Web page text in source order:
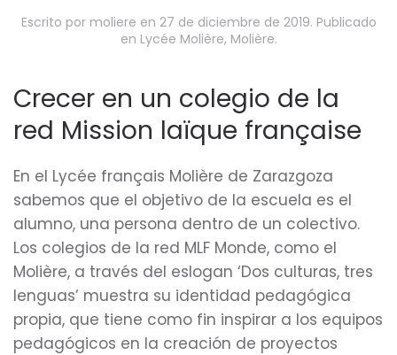
Escrito por moliere en 27 de diciembre de 2019. Publicado
en Lycée Molière, Molière.
Crecer en un colegio de la
red Mission laïque française
En el Lycée français Molière de Zarazgoza
sabemos que el objetivo de la escuela es el
alumno, una persona dentro de un colectivo.
Los colegios de la red MLF Monde, como el
Molière, a través del eslogan ‘Dos culturas, tres
lenguas’ muestra su identidad pedagógica
propia, que tiene como fin inspirar a los equipos
pedagógicos en la creación de proyectos